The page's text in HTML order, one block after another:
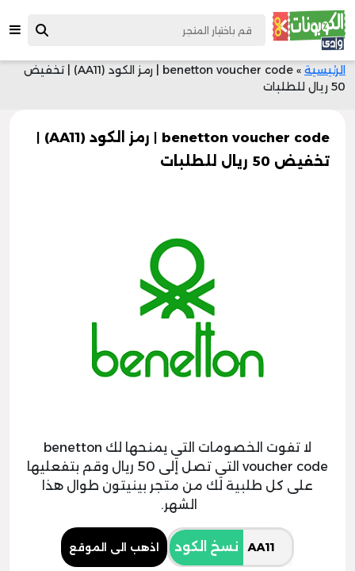
الرئيسية »
benetton voucher code | رمز الكود (AA11) | تخفيض
50 ريال للطلبات
benetton voucher code | رمز الكود (AA11) |
تخفيض 50 ريال للطلبات
لا تفوت الخصومات التي يمنحها لك benetton
voucher code التي تصل إلى 50 ريال وقم بتفعليها
على كل طلبية لك من متجر بينيتون طوال هذا
الشهر.
نسخ الكود اذهب الى الموقع